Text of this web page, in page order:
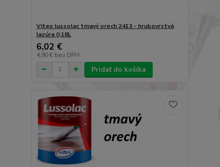
Vitex lussolac tmavý orech 2413 - hrubovrstvá
lazúra 0,18L
6,02 €
4,90 € bez DPH
Pridať do košíka